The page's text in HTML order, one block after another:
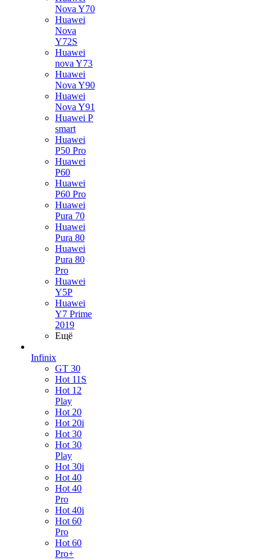
Nova Y70
Huawei
Nova
Y72S
Huawei
nova Y73
Huawei
Nova Y90
Huawei
Nova Y91
Huawei P
smart
Huawei
P50 Pro
Huawei
P60
Huawei
P60 Pro
Huawei
Pura 70
Huawei
Pura 80
Huawei
Pura 80
Pro
Huawei
Y5P
Huawei
Y7 Prime
2019
Ещё
Infinix
GT 30
Hot 11S
Hot 12
Play
Hot 20
Hot 20i
Hot 30
Hot 30
Play
Hot 30i
Hot 40
Hot 40
Pro
Hot 40i
Hot 60
Pro
Hot 60
Pro+